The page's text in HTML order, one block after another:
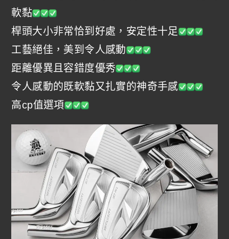
軟黏
桿頭大小非常恰到好處，安定性十足
工藝絕佳，美到令人感動
距離優異且容錯度優秀
令人感動的既軟黏又扎實的神奇手感
高cp值選項